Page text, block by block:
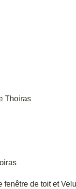
Thoiras
fenêtre de toit et